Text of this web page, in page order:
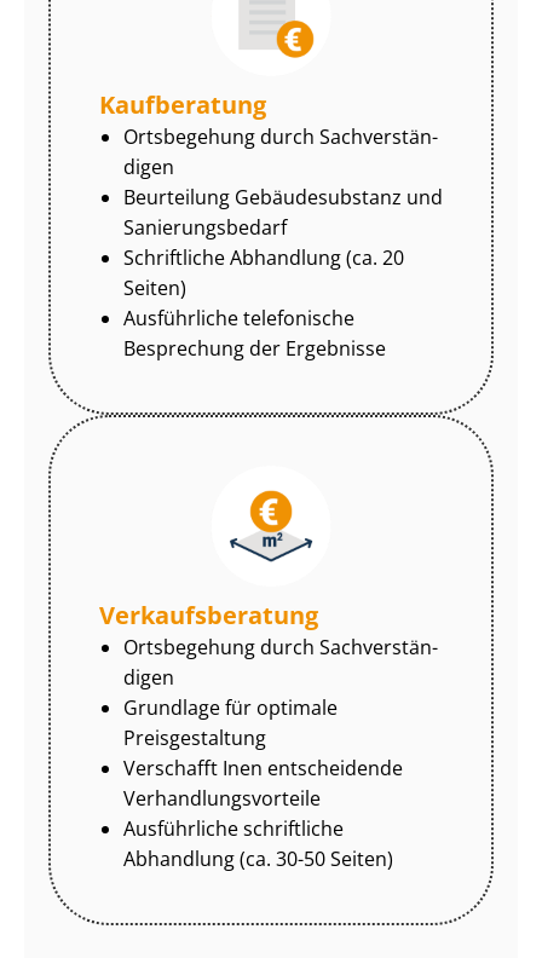
Kaufberatung
Ortsbegehung durch Sach­ver­stän­
di­gen
Beurteilung Gebäudesubstanz und
Sa­nie­rungs­be­darf
Schriftliche Abhandlung (ca. 20
Seiten)
Ausführliche telefonische
Besprechung der Ergebnisse
Ver­kaufs­be­ra­tung
Ortsbegehung durch Sach­ver­stän­
di­gen
Grundlage für optimale
Preisgestaltung
Verschafft Inen entscheidende
Ver­hand­lungs­vor­tei­le
Ausführliche schriftliche
Abhandlung (ca. 30-50 Seiten)